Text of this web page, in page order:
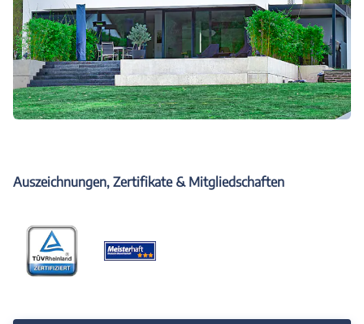
Auszeichnungen, Zertifikate & Mitgliedschaften